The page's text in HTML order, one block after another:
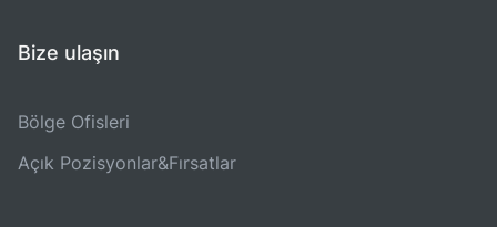
Bize ulaşın
Bölge Ofisleri
Açık Pozisyonlar&Fırsatlar